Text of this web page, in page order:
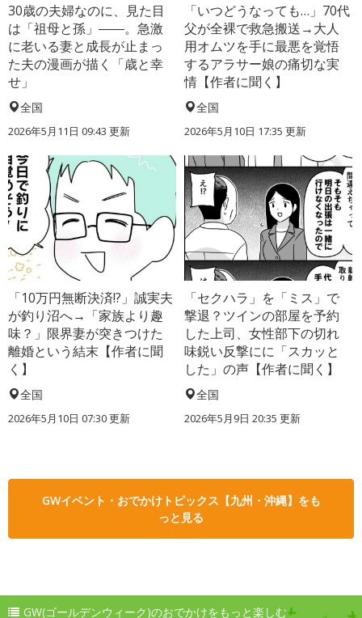
30歳の夫婦なのに、見た目
は「祖母と孫」――。急激
に老いる妻と成長が止まっ
た夫の漫画が描く「歳と幸
せ」
全国
2026年5月11日 09:43 更新
「いつどうなっても…」70代
父が全裸で救急搬送→大人
用オムツを手に最悪を覚悟
するアラサー娘の痛切な実
情【作者に聞く】
全国
2026年5月10日 17:35 更新
「10万円無断決済!?」誠実夫
が釣り沼へ→「家族より趣
味？」限界妻が突きつけた
離婚という結末【作者に聞
く】
全国
2026年5月10日 07:30 更新
「セクハラ」を「ミス」で
撃退？ツインの部屋を予約
した上司、女性部下の切れ
味鋭い反撃にに「スカッと
した」の声【作者に聞く】
全国
2026年5月9日 20:35 更新
GWイベント・おでかけトピックス【九州・沖縄】をも
っと見る
GW(ゴールデンウィーク)のおでかけをもっと楽しむ